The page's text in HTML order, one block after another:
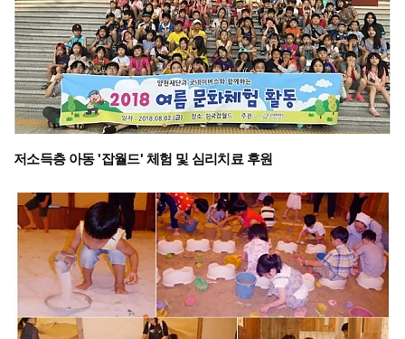
저소득층 아동 '잡월드' 체험 및 심리치료 후원